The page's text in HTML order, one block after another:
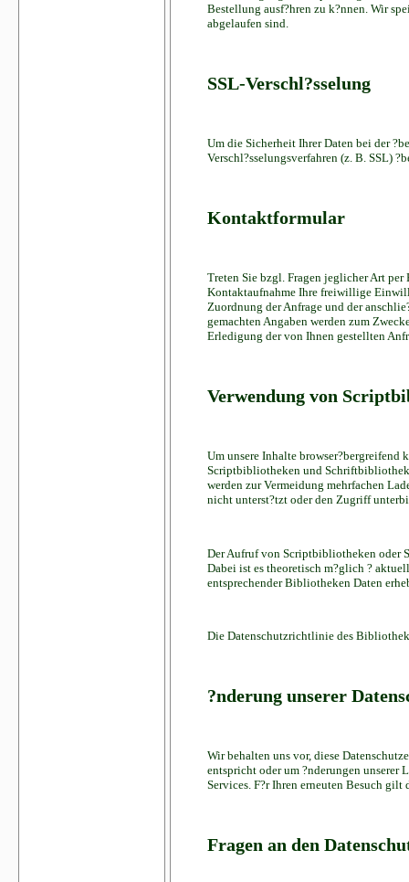
Bestellung ausf?hren zu k?nnen. Wir
abgelaufen sind.
SSL-Verschl?sselung
Um die Sicherheit Ihrer Daten bei der
Verschl?sselungsverfahren (z. B. SSL)
Kontaktformular
Treten Sie bzgl. Fragen jeglicher Art
Kontaktaufnahme Ihre freiwillige
Zuordnung der Anfrage und der
gemachten Angaben werden zum
Erledigung der von Ihnen gestellten
Verwendung von
Um unsere Inhalte browser?bergreifend
Scriptbibliotheken und
werden zur Vermeidung mehrfachen
nicht unterst?tzt oder den Zugriff
Der Aufruf von Scriptbibliotheken oder
Dabei ist es theoretisch m?glich ?
entsprechender Bibliotheken Daten
Die Datenschutzrichtlinie des
?nderung unserer
Wir behalten uns vor, diese
entspricht oder um ?nderungen unserer
Services. F?r Ihren erneuten Besuch
Fragen an den